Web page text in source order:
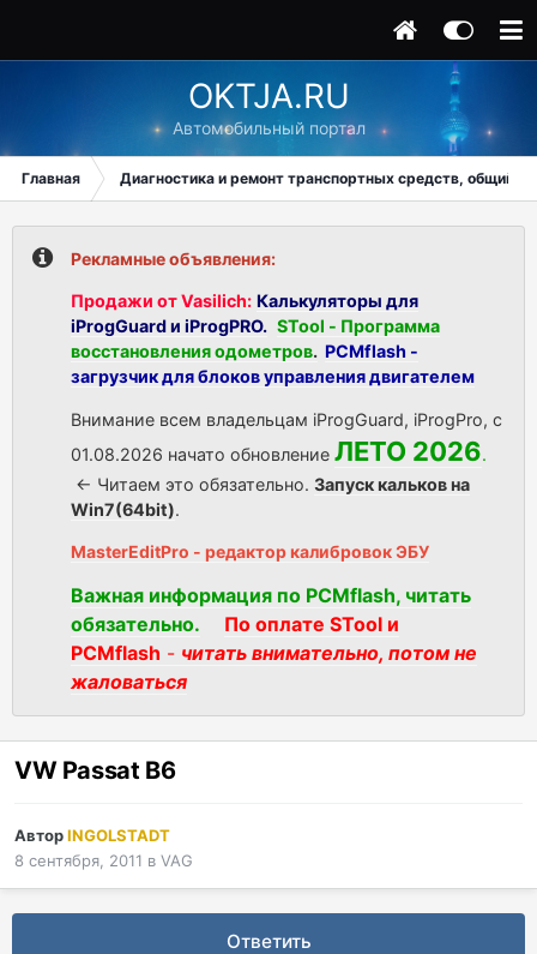
OKTJA.RU
Автомобильный портал
Главная Диагностика и ремонт транспортных средств, общий
Рекламные объявления:
Продажи от Vasilich: Калькуляторы для
iProgGuard и iProgPRO. STool - Программа
восстановления одометров. PCMflash -
загрузчик для блоков управления двигателем
Внимание всем владельцам iProgGuard, iProgPro, с
01.08.2026 начато обновление ЛЕТО 2026.
<- Читаем это обязательно. Запуск кальков на
Win7(64bit).
MasterEditPro - редактор калибровок ЭБУ
Важная информация по PCMflash, читать
обязательно.
По оплате STool и
PCMflash - читать внимательно, потом не
жаловаться
VW Passat B6
АвторINGOLSTADT
8 сентября, 2011 в VAG
Ответить